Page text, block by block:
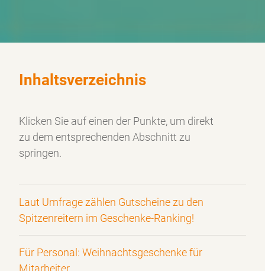
Inhaltsverzeichnis
Klicken Sie auf einen der Punkte, um direkt
zu dem entsprechenden Abschnitt zu
springen.
Laut Umfrage zählen Gutscheine zu den
Spitzenreitern im Geschenke-Ranking!
Für Personal: Weihnachtsgeschenke für
Mitarbeiter